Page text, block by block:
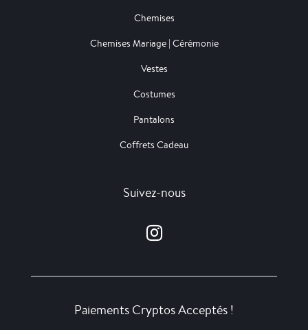
Chemises
Chemises Mariage | Cérémonie
Vestes
Costumes
Pantalons
Coffrets Cadeau
Suivez-nous
Paiements Cryptos Acceptés !